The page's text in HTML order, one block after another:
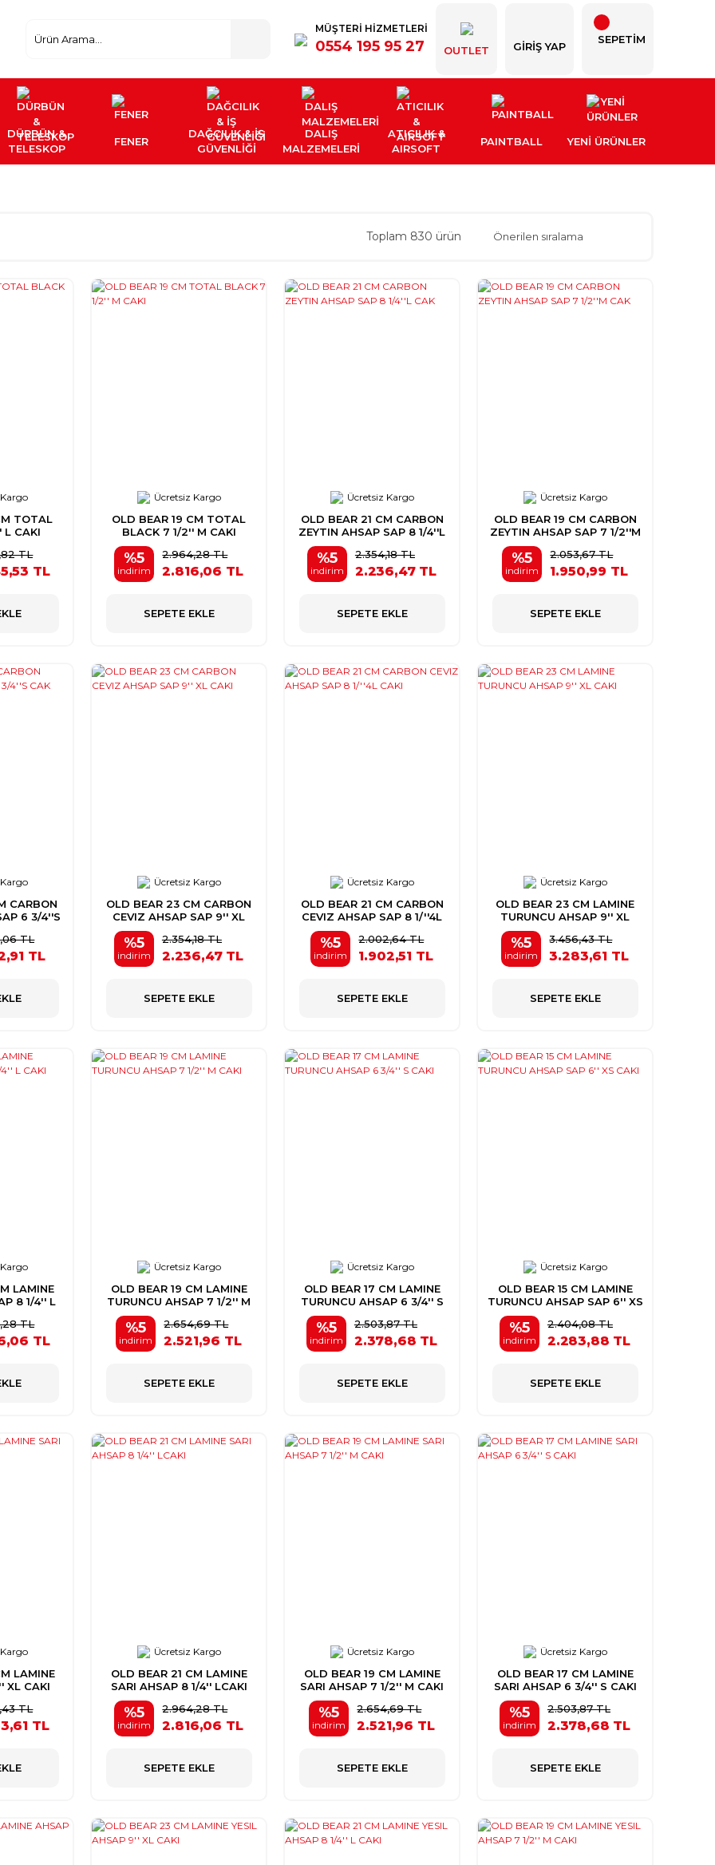
MÜŞTERİ HİZMETLERİ
0554 195 95 27 OUTLET GIRIŞ YAP
SEPETİM
DÜRBÜN &
TELESKOP
FENER
DAĞCILIK & İŞ
GÜVENLİĞİ
DALIŞ
MALZEMELERİ
ATICILIK &
AIRSOFT
PAINTBALL YENI ÜRÜNLER
Toplam 830 ürün
TOTAL
L CAKI
TL
TL
Ücretsiz Kargo
OLD BEAR 19 CM TOTAL
BLACK 7 1/2'' M CAKI
%5
indirim
2.964,28 TL
2.816,06 TL
SEPETE EKLE
Ücretsiz Kargo
OLD BEAR 21 CM CARBON
ZEYTIN AHSAP SAP 8 1/4''L
%5
indirim
2.354,18 TL
2.236,47 TL
SEPETE EKLE
Ücretsiz Kargo
OLD BEAR 19 CM CARBON
ZEYTIN AHSAP SAP 7 1/2''M
%5
indirim
2.053,67 TL
1.950,99 TL
SEPETE EKLE
CARBON
6 3/4''S
TL
TL
Ücretsiz Kargo
OLD BEAR 23 CM CARBON
CEVIZ AHSAP SAP 9'' XL
%5
indirim
2.354,18 TL
2.236,47 TL
SEPETE EKLE
Ücretsiz Kargo
OLD BEAR 21 CM CARBON
CEVIZ AHSAP SAP 8 1/''4L
%5
indirim
2.002,64 TL
1.902,51 TL
SEPETE EKLE
Ücretsiz Kargo
OLD BEAR 23 CM LAMINE
TURUNCU AHSAP 9'' XL
%5
indirim
3.456,43 TL
3.283,61 TL
SEPETE EKLE
LAMINE
8 1/4'' L
TL
TL
Ücretsiz Kargo
OLD BEAR 19 CM LAMINE
TURUNCU AHSAP 7 1/2'' M
%5
indirim
2.654,69 TL
2.521,96 TL
SEPETE EKLE
Ücretsiz Kargo
OLD BEAR 17 CM LAMINE
TURUNCU AHSAP 6 3/4'' S
%5
indirim
2.503,87 TL
2.378,68 TL
SEPETE EKLE
Ücretsiz Kargo
OLD BEAR 15 CM LAMINE
TURUNCU AHSAP SAP 6'' XS
%5
indirim
2.404,08 TL
2.283,88 TL
SEPETE EKLE
LAMINE
XL CAKI
TL
TL
Ücretsiz Kargo
OLD BEAR 21 CM LAMINE
SARI AHSAP 8 1/4'' LCAKI
%5
indirim
2.964,28 TL
2.816,06 TL
SEPETE EKLE
Ücretsiz Kargo
OLD BEAR 19 CM LAMINE
SARI AHSAP 7 1/2'' M CAKI
%5
indirim
2.654,69 TL
2.521,96 TL
SEPETE EKLE
Ücretsiz Kargo
OLD BEAR 17 CM LAMINE
SARI AHSAP 6 3/4'' S CAKI
%5
indirim
2.503,87 TL
2.378,68 TL
SEPETE EKLE